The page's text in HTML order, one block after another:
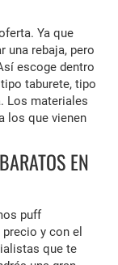
Ya que
una rebaja, pero
escoge dentro
taburete, tipo
Los materiales
los que vienen
EN
puff
y con el
que te